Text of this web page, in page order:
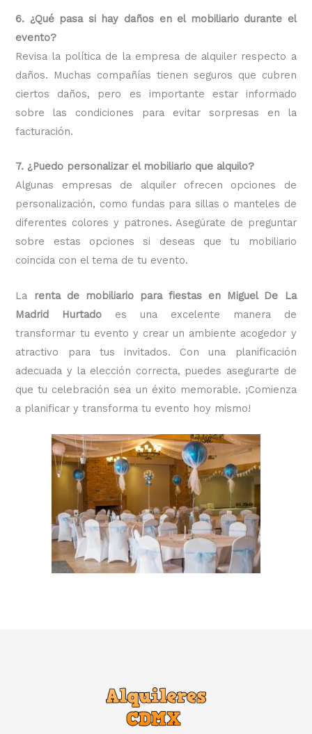
6. ¿Qué pasa si hay daños en el mobiliario durante el
evento?
Revisa la política de la empresa de alquiler respecto a
daños. Muchas compañías tienen seguros que cubren
ciertos daños, pero es importante estar informado
sobre las condiciones para evitar sorpresas en la
facturación.
7. ¿Puedo personalizar el mobiliario que alquilo?
Algunas empresas de alquiler ofrecen opciones de
personalización, como fundas para sillas o manteles de
diferentes colores y patrones. Asegúrate de preguntar
sobre estas opciones si deseas que tu mobiliario
coincida con el tema de tu evento.
La
renta de mobiliario para fiestas en Miguel De La
Madrid Hurtado es una excelente manera de
transformar tu evento y crear un ambiente acogedor y
atractivo para tus invitados. Con una planificación
adecuada y la elección correcta, puedes asegurarte de
que tu celebración sea un éxito memorable. ¡Comienza
a planificar y transforma tu evento hoy mismo!